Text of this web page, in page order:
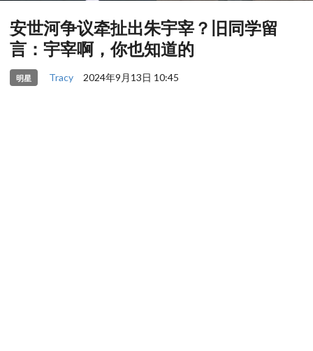
安世河争议牵扯出朱宇宰？旧同学留
言：宇宰啊，你也知道的
明星 Tracy 2024年9月13日 10:45